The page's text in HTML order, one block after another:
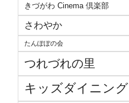
きづがわ Cinema 倶楽部
さわやか
たんぽぽの会
つれづれの里
キッズダイニング